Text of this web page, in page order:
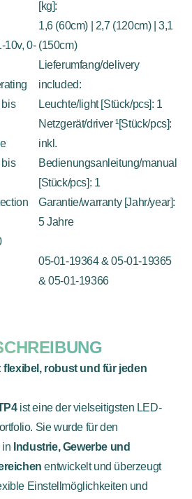
10v, 0-
bis
bis
[kg]:
1,6 (60cm) | 2,7 (120cm) | 3,1
(150cm)
Lieferumfang/delivery
included:
Leuchte/light [Stück/pcs]: 1
Netzgerät/driver ¹[Stück/pcs]:
inkl.
Bedienungsanleitung/manual
[Stück/pcs]: 1
Garantie/warranty [Jahr/year]:
5 Jahre
05-01-19364 & 05-01-19365
& 05-01-19366
flexibel, robust und für jeden
ist eine der vielseitigsten LED-
Sie wurde für den
in Industrie, Gewerbe und
entwickelt und überzeugt
Einstellmöglichkeiten und